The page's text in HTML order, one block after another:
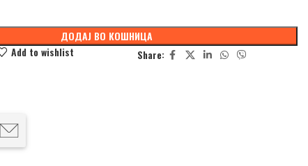
ДОДАЈ ВО КОШНИЦА
Add to wishlist
Share: